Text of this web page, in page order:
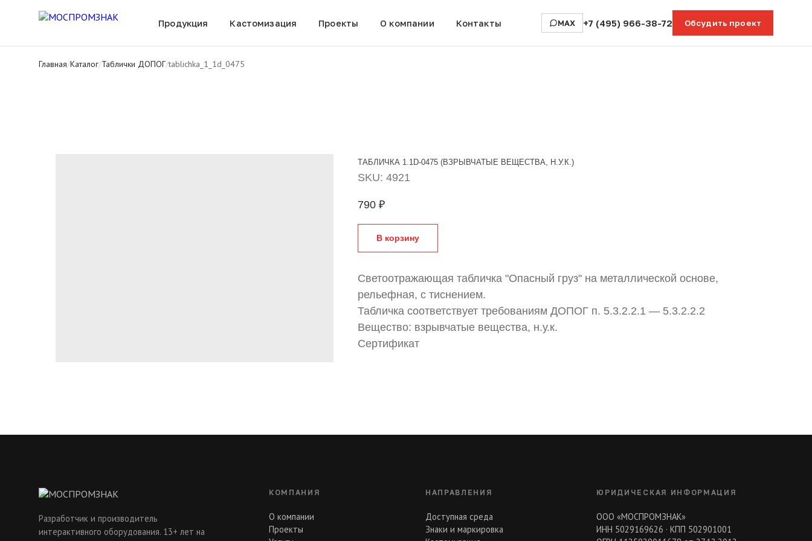
Продукция Кастомизация Проекты О компании Контакты MAX +7 (495) 966-38-72 Обсудить проект
Главная/Каталог/Таблички ДОПОГ/tablichka_1_1d_0475
Все товары
ТАБЛИЧКА 1.1D-0475 (ВЗРЫВЧАТЫЕ ВЕЩЕСТВА, Н.У.К.)
SKU: 4921
790 ₽
В корзину
Светоотражающая табличка "Опасный груз" на металлической основе,
рельефная, с тиснением.
Табличка соответствует требованиям ДОПОГ п. 5.3.2.2.1 — 5.3.2.2.2
Вещество: взрывчатые вещества, н.у.к.
Сертификат
Разработчик и производитель
интерактивного оборудования. 13+ лет на
КОМПАНИЯ
О компании
Проекты
НАПРАВЛЕНИЯ
Доступная среда
Знаки и маркировка
ЮРИДИЧЕСКАЯ ИНФОРМАЦИЯ
ООО «МОСПРОМЗНАК»
ИНН 5029169626 · КПП 502901001